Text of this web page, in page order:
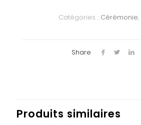
Catégories : Cérémonie,
Share
Produits similaires